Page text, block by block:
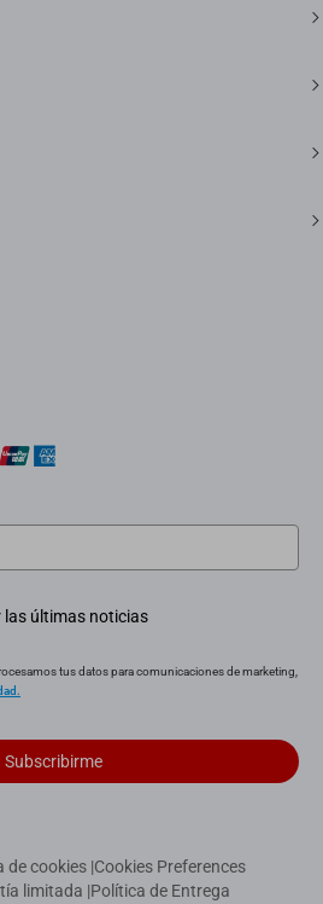
las últimas noticias
tus datos para comunicaciones de marketing,
Subscribirme
de cookies |Cookies Preferences
limitada |Política de Entrega